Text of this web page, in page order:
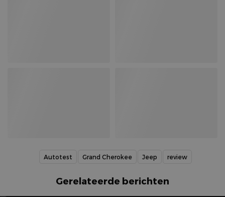
Autotest Grand Cherokee Jeep review
Gerelateerde berichten